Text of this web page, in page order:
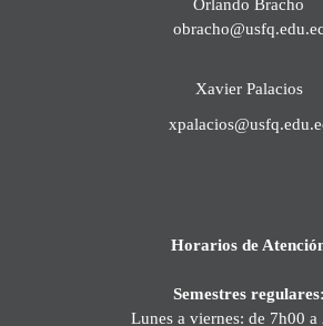
obracho@usfq.edu.ec
Xavier Palacios
Horarios de
Semestres regulares:
Lunes a viernes: de 7h00 a